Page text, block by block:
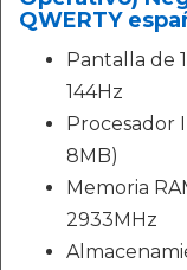
QWERTY
Pantalla de
144Hz
Procesador
8MB)
Memoria
2933MHz